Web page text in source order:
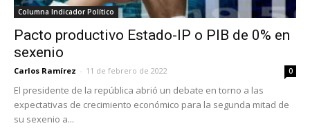
Columna Indicador Político
Pacto productivo Estado-IP o PIB de 0% en
sexenio
Carlos Ramírez - 11 de febrero de 2022 0
El presidente de la república abrió un debate en torno a las
expectativas de crecimiento económico para la segunda mitad de
su sexenio a...